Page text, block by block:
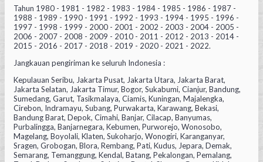
Tahun 1980 - 1981 - 1982 - 1983 - 1984 - 1985 - 1986 - 1987 -
1988 - 1989 - 1990 - 1991 - 1992 - 1993 - 1994 - 1995 - 1996 -
1997 - 1998 - 1999 - 2000 - 2001 - 2002 - 2003 - 2004 - 2005 -
2006 - 2007 - 2008 - 2009 - 2010 - 2011 - 2012 - 2013 - 2014 -
2015 - 2016 - 2017 - 2018 - 2019 - 2020 - 2021 - 2022.
Jangkauan pengiriman ke seluruh Indonesia :
Kepulauan Seribu, Jakarta Pusat, Jakarta Utara, Jakarta Barat,
Jakarta Selatan, Jakarta Timur, Bogor, Sukabumi, Cianjur, Bandung,
Sumedang, Garut, Tasikmalaya, Ciamis, Kuningan, Majalengka,
Cirebon, Indramayu, Subang, Purwakarta, Karawang, Bekasi,
Bandung Barat, Depok, Cimahi, Banjar, Cilacap, Banyumas,
Purbalingga, Banjarnegara, Kebumen, Purworejo, Wonosobo,
Magelang, Boyolali, Klaten, Sukoharjo, Wonogiri, Karanganyar,
Sragen, Grobogan, Blora, Rembang, Pati, Kudus, Jepara, Demak,
Semarang, Temanggung, Kendal, Batang, Pekalongan, Pemalang,